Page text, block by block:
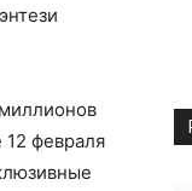
12 февраля